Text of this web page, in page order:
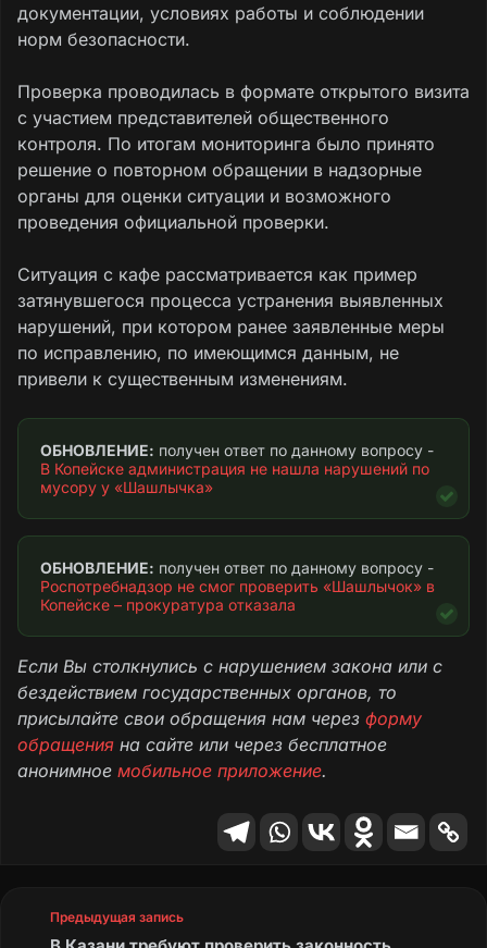
документации, условиях работы и соблюдении
норм безопасности.
Проверка проводилась в формате открытого визита
с участием представителей общественного
контроля. По итогам мониторинга было принято
решение о повторном обращении в надзорные
органы для оценки ситуации и возможного
проведения официальной проверки.
Ситуация с кафе рассматривается как пример
затянувшегося процесса устранения выявленных
нарушений, при котором ранее заявленные меры
по исправлению, по имеющимся данным, не
привели к существенным изменениям.
ОБНОВЛЕНИЕ:
В Копейске администрация не нашла нарушений по
мусору у «Шашлычка»
ОБНОВЛЕНИЕ:
Роспотребнадзор не смог проверить «Шашлычок» в
Копейске – прокуратура отказала
Если Вы столкнулись с нарушением закона или с
бездействием государственных органов, то
присылайте свои обращения нам через форму
обращения на сайте или через бесплатное
анонимное мобильное приложение.
Предыдущая запись